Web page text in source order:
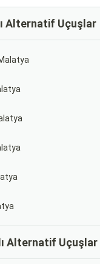
Alternatif Uçuşlar
Alternatif Uçuşlar